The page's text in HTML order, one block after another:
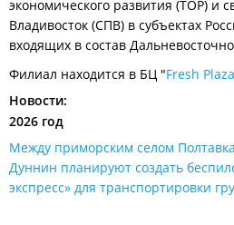
экономического развития (ТОР) и
Владивосток (СПВ) в субъектах
входящих в состав
Филиал находится в БЦ "Fresh Plaza
Новости:
2026 год
Между приморским селом
Дуннин планируют создать
экспресс» для транспортировки